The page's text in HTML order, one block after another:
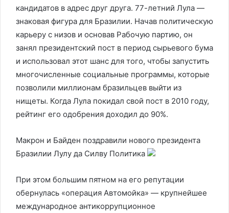
кандидатов в адрес друг друга. 77-летний Лула —
знаковая фигура для Бразилии. Начав политическую
карьеру с низов и основав Рабочую партию, он
занял президентский пост в период сырьевого бума
и использовал этот шанс для того, чтобы запустить
многочисленные социальные программы, которые
позволили миллионам бразильцев выйти из
нищеты. Когда Лула покидал свой пост в 2010 году,
рейтинг его одобрения доходил до 90%.
Макрон и Байден поздравили нового президента
Бразилии Лулу да Силву Политика
При этом большим пятном на его репутации
обернулась «операция Автомойка» — крупнейшее
международное антикоррупционное